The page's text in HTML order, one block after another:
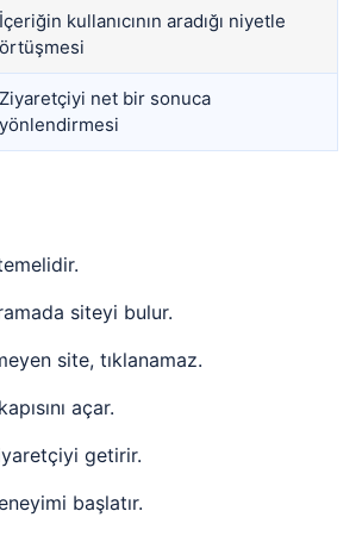
İçeriğin kullanıcının aradığı niyetle
örtüşmesi
Ziyaretçiyi net bir sonuca
yönlendirmesi
siteyi bulur.
site, tıklanamaz.
açar.
getirir.
başlatır.